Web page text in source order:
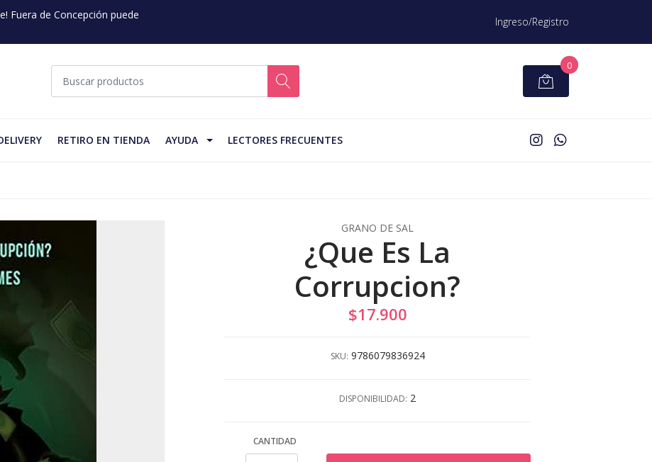
Fuera de Concepción puede
Ingreso/Registro
0
RETIRO EN TIENDA AYUDA LECTORES FRECUENTES
GRANO DE SAL
¿Que Es La
Corrupcion?
$17.900
SKU: 9786079836924
DISPONIBILIDAD: 2
CANTIDAD